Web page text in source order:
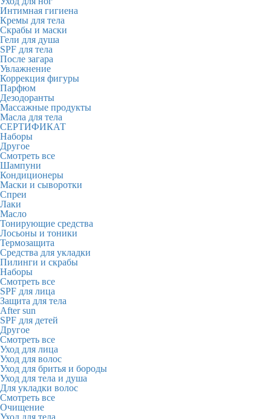
Интимная гигиена
Кремы для тела
Скрабы и маски
Гели для душа
SPF для тела
После загара
Увлажнение
Коррекция фигуры
Парфюм
Дезодоранты
Массажные продукты
Масла для тела
СЕРТИФИКАТ
Наборы
Другое
Смотреть все
Шампуни
Кондиционеры
Маски и сыворотки
Спреи
Лаки
Масло
Тонирующие средства
Лосьоны и тоники
Термозащита
Средства для укладки
Пилинги и скрабы
Наборы
Смотреть все
SPF для лица
Защита для тела
After sun
SPF для детей
Другое
Смотреть все
Уход для лица
Уход для волос
Уход для бритья и бороды
Уход для тела и душа
Для укладки волос
Смотреть все
Очищение